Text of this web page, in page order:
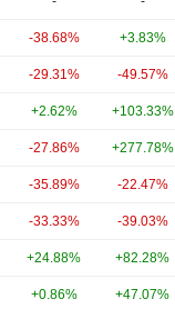
-38.68% +3.83%
-29.31% -49.57%
+2.62% +103.33%
-27.86% +277.78%
-35.89% -22.47%
-33.33% -39.03%
+24.88% +82.28%
+0.86% +47.07%